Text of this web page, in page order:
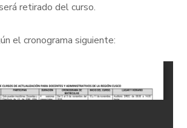
retirado del curso.
el cronograma siguiente: